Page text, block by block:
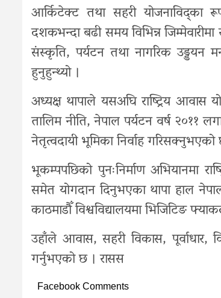
आर्किटेक्ट तथा सहरी योजनाविद्का
दशकभन्दा बढी समय विभिन्न
संस्कृति, पर्यटन तथा नागरिक उड्डयन
हुनुहुन्थ्यो ।
अध्यक्ष थापाले यसअघि राष्ट्रिय आवास
तालिम नीति, नेपाल पर्यटन वर्ष २०११
नेतृत्वदायी भूमिका निर्वाह गरिसक्नुभएको
भूकम्पपछिको पुनःनिर्माण अभियानमा
समेत योगदान दिनुभएका थापा हाल
काठमाडौँ विश्वविद्यालयमा भिजिटिङ
उहाँले आवास, सहरी विकास, पूर्वाधार,
गर्नुभएको छ । रासस
Facebook Comments